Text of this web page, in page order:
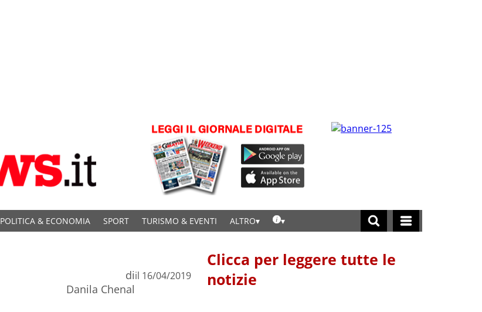
POLITICA & ECONOMIA SPORT TURISMO & EVENTI ALTRO
di
Danila Chenal
il 16/04/2019
Clicca per leggere tutte le
notizie